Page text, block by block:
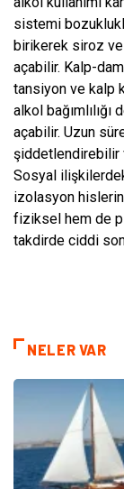
sistemi
birikerek siroz ve
açabilir. Kalp-
tansiyon ve kalp
alkol
açabilir. Uzun
şiddetlendirebilir
Sosyal
izolasyon hislerini
fiziksel hem de
takdirde ciddi
NELER VAR